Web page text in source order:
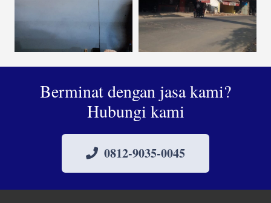
Berminat dengan jasa kami?
Hubungi kami
0812-9035-0045